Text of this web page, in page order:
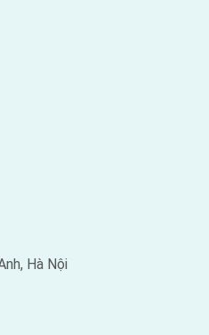
Hà Nội